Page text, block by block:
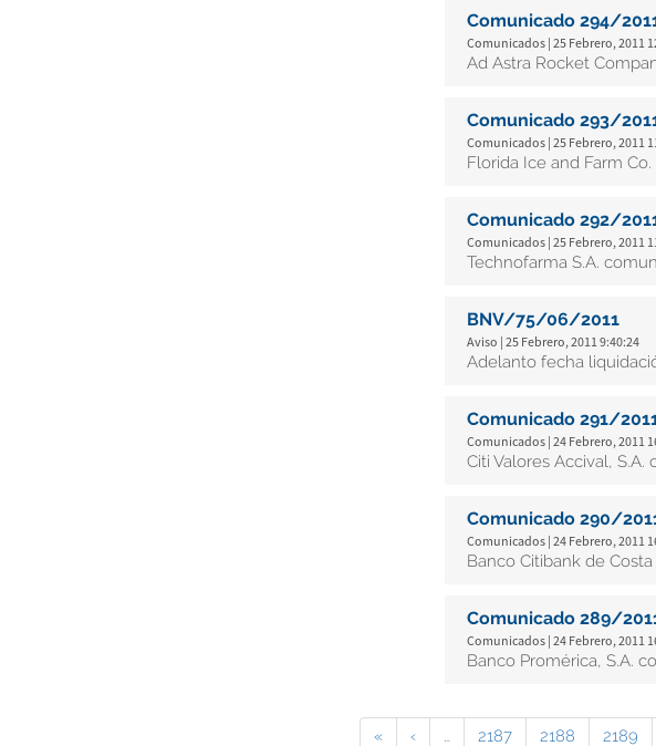
Comunicado 294/
Comunicados | 25 Febrero, 2011
Ad Astra Rocket
Comunicado 293/
Comunicados | 25 Febrero, 2011
Florida Ice and Farm
Comunicado 292/
Comunicados | 25 Febrero, 2011
Technofarma S.A.
BNV/75/06/2011
Aviso | 25 Febrero, 2011 9:40:24
Adelanto fecha
Comunicado 291/
Comunicados | 24 Febrero, 2011
Citi Valores Accival,
Comunicado 290/
Comunicados | 24 Febrero, 2011
Banco Citibank de
Comunicado 289/
Comunicados | 24 Febrero, 2011
Banco Promérica, S.A.
« ‹ … 2187 2188 2189